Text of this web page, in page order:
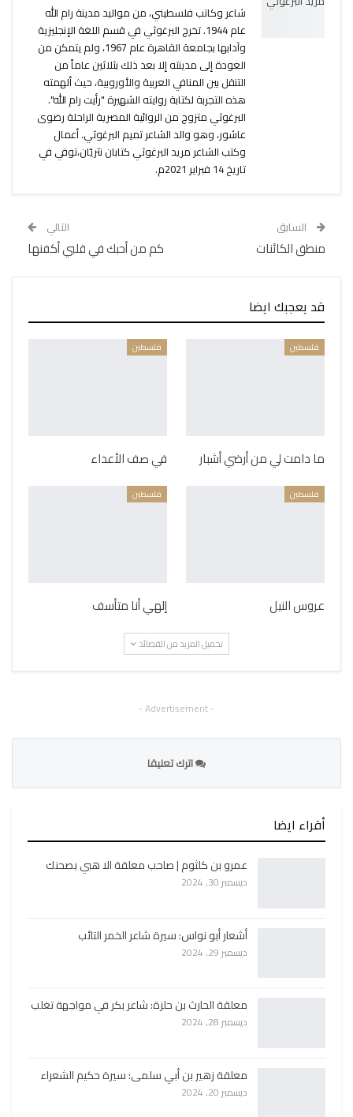
شاعر وكاتب فلسطيني، من مواليد مدينة رام الله
عام 1944. تخرج البرغوثي في قسم اللغة الإنجليزية
وآدابها بجامعة القاهرة عام 1967، ولم يتمكن من
العودة إلى مدينته إلا بعد ذلك بثلاثين عاماً من
التنقل بين المنافي العربية والأوروبية، حيث ألهمته
هذه التجربة لكتابة روايته الشهيرة "رأيت رام الله".
البرغوثي متزوج من الروائية المصرية الراحلة رضوى
عاشور، وهو والد الشاعر تميم البرغوثي. أعمال
وكتب الشاعر مريد البرغوثي كتابان نثريّان،توفي في
تاريخ 14 فبراير 2021م.
السابق
منطق الكائنات
التالي
كم من أحبك في قلبي أكفنها
قد يعجبك ايضا
فلسطين
ما دامت لي من أرضي أشبار
فلسطين
في صف الأعداء
فلسطين
عروس النيل
فلسطين
إلهي أنا متأسف
تحميل المزيد من القصائد
- Advertisement -
اترك تعليقا
أقراء ايضا
عمرو بن كلثوم | صاحب معلقة الا هبي بصحنك
ديسمبر 30, 2024
أشعار أبو نواس: سيرة شاعر الخمر التائب
ديسمبر 29, 2024
معلقة الحارث بن حلزة: شاعر بكر في مواجهة تغلب
ديسمبر 28, 2024
معلقة زهير بن أبي سلمى: سيرة حكيم الشعراء
ديسمبر 20, 2024